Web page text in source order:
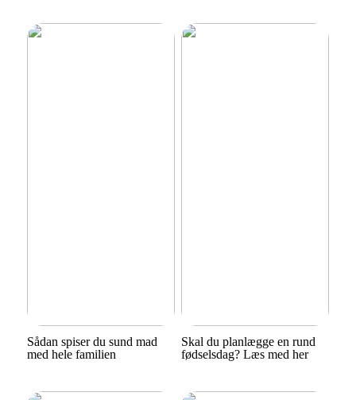
Sådan spiser du sund mad
med hele familien
Skal du planlægge en rund
fødselsdag? Læs med her